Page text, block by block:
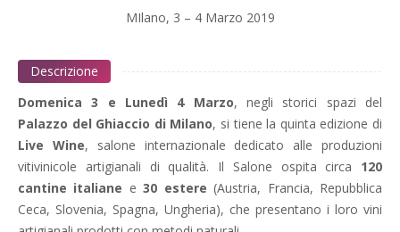
MIlano, 3 – 4 Marzo 2019
Descrizione
Domenica 3 e Lunedì 4 Marzo, negli storici spazi del
Palazzo del Ghiaccio di Milano, si tiene la quinta edizione di
Live Wine, salone internazionale dedicato alle produzioni
vitivinicole artigianali di qualità. Il Salone ospita circa 120
cantine italiane e30 estere (Austria, Francia, Repubblica
Ceca, Slovenia, Spagna, Ungheria), che presentano i loro vini